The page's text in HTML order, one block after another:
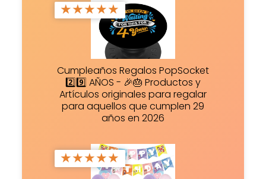
★★★★★
Cumpleaños Regalos PopSocket
2️⃣9️⃣ AÑOS - 🎉🎂 Productos y
Artículos originales para regalar
para aquellos que cumplen 29
años en 2026
★★★★★